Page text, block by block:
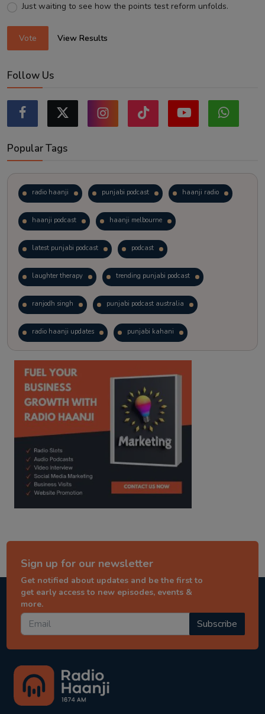
Just waiting to see how the points test reform unfolds.
Vote View Results
Follow Us
Popular Tags
radio haanji punjabi podcast haanji radio
haanji podcast haanji melbourne
latest punjabi podcast podcast
laughter therapy trending punjabi podcast
ranjodh singh punjabi podcast australia
radio haanji updates punjabi kahani
kitaab kahani punjabi story
Sign up for our newsletter
Get notified about updates and be the first to
get early access to new episodes, events &
more.
Subscribe